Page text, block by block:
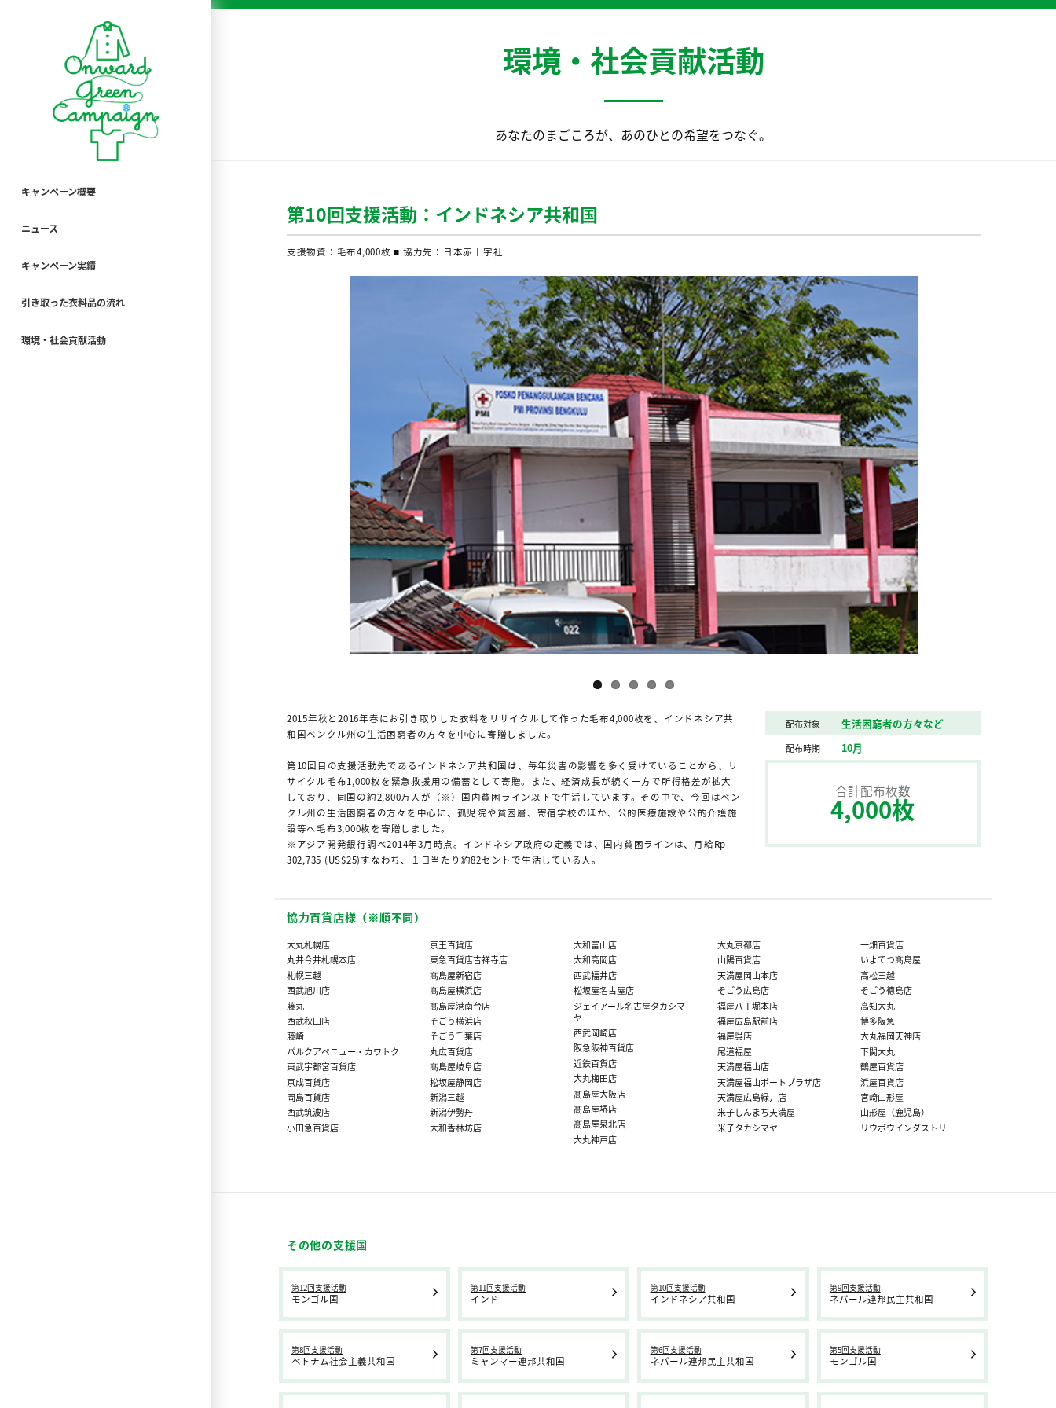
キャンペーン概要
ニュース
キャンペーン実績
引き取った衣料品の流れ
環境・社会貢献活動
環境・社会貢献活動
あなたのまごころが、あのひとの希望をつなぐ。
第10回支援活動：インドネシア共和国
支援物資：毛布4,000枚 ■ 協力先：日本赤十字社
2015年秋と2016年春にお引き取りした衣料をリサイクルして作った毛布4,000枚を、インドネシア共
和国ベンクル州の生活困窮者の方々を中心に寄贈しました。
第10回目の支援活動先であるインドネシア共和国は、毎年災害の影響を多く受けていることから、リ
サイクル毛布1,000枚を緊急救援用の備蓄として寄贈。また、経済成長が続く一方で所得格差が拡大
しており、同国の約2,800万人が（※）国内貧困ライン以下で生活しています。その中で、今回はベン
クル州の生活困窮者の方々を中心に、孤児院や貧困層、寄宿学校のほか、公的医療施設や公的介護施
設等へ毛布3,000枚を寄贈しました。
※アジア開発銀行調べ2014年3月時点。インドネシア政府の定義では、国内貧困ラインは、月給Rp
302,735 (US$25)すなわち、１日当たり約82セントで生活している人。
配布対象 生活困窮者の方々など
配布時期 10月
合計配布枚数
4,000枚
協力百貨店様（※順不同）
大丸札幌店
丸井今井札幌本店
札幌三越
西武旭川店
藤丸
西武秋田店
藤崎
パルクアベニュー・カワトク
東武宇都宮百貨店
京成百貨店
岡島百貨店
西武筑波店
小田急百貨店
京王百貨店
東急百貨店吉祥寺店
髙島屋新宿店
髙島屋横浜店
髙島屋港南台店
そごう横浜店
そごう千葉店
丸広百貨店
髙島屋岐阜店
松坂屋静岡店
新潟三越
新潟伊勢丹
大和香林坊店
大和富山店
大和高岡店
西武福井店
松坂屋名古屋店
ジェイアール名古屋タカシマ
ヤ
西武岡崎店
阪急阪神百貨店
近鉄百貨店
大丸梅田店
髙島屋大阪店
髙島屋堺店
髙島屋泉北店
大丸神戸店
大丸京都店
山陽百貨店
天満屋岡山本店
そごう広島店
福屋八丁堀本店
福屋広島駅前店
福屋呉店
尾道福屋
天満屋福山店
天満屋福山ポートプラザ店
天満屋広島緑井店
米子しんまち天満屋
米子タカシマヤ
一畑百貨店
いよてつ髙島屋
高松三越
そごう徳島店
高知大丸
博多阪急
大丸福岡天神店
下関大丸
鶴屋百貨店
浜屋百貨店
宮崎山形屋
山形屋（鹿児島）
リウボウインダストリー
その他の支援国
第12回支援活動
モンゴル国
第11回支援活動
インド
第10回支援活動
インドネシア共和国
第9回支援活動
ネパール連邦民主共和国
第8回支援活動
ベトナム社会主義共和国
第7回支援活動
ミャンマー連邦共和国
第6回支援活動
ネパール連邦民主共和国
第5回支援活動
モンゴル国